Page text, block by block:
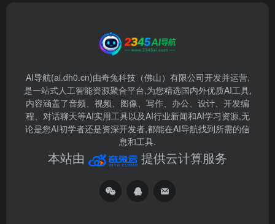
AI导航(ai.dh0.cn)由奇兔科技（佛山）有限公司开发并运营,
是一站式人工智能资源聚合平台,为您精选国内外优质AI工具,
内容涵盖了音频、视频、图像、写作、办公、设计、开发编
程、对话聊天等AI实用工具以及AI行业新闻和AI学习资源,无
论是您AI初学者还是资深开发者,都能在AI导航找到所需的信
息和工具.
本站由 提供云计算服务